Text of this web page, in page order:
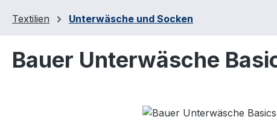
Textilien Unterwäsche und Socken
Bauer Unterwäsche